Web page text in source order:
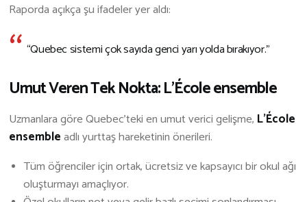
Raporda açıkça şu ifadeler yer aldı:
“Quebec sistemi çok sayıda genci yarı yolda bırakıyor.”
Umut Veren Tek Nokta: L’École ensemble
Uzmanlara göre Quebec’teki en umut verici gelişme, L’École
ensembleadlı yurttaş hareketinin önerileri.
Tüm öğrenciler için ortak, ücretsiz ve kapsayıcı bir okul ağı
oluşturmayı amaçlıyor.